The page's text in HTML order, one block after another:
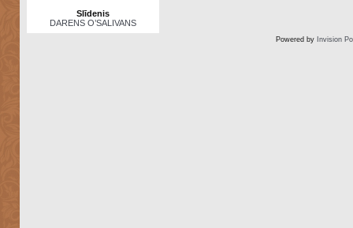
Slīdenis
DARENS O’SALIVANS
Powered by Invision